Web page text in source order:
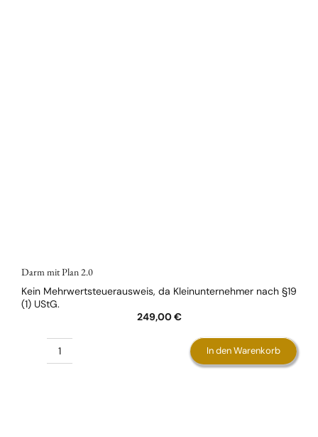
Darm mit Plan 2.0
249,00€
Kein Mehrwertsteuerausweis, da Kleinunternehmer nach §19
(1) UStG.
Darm
In den Warenkorb